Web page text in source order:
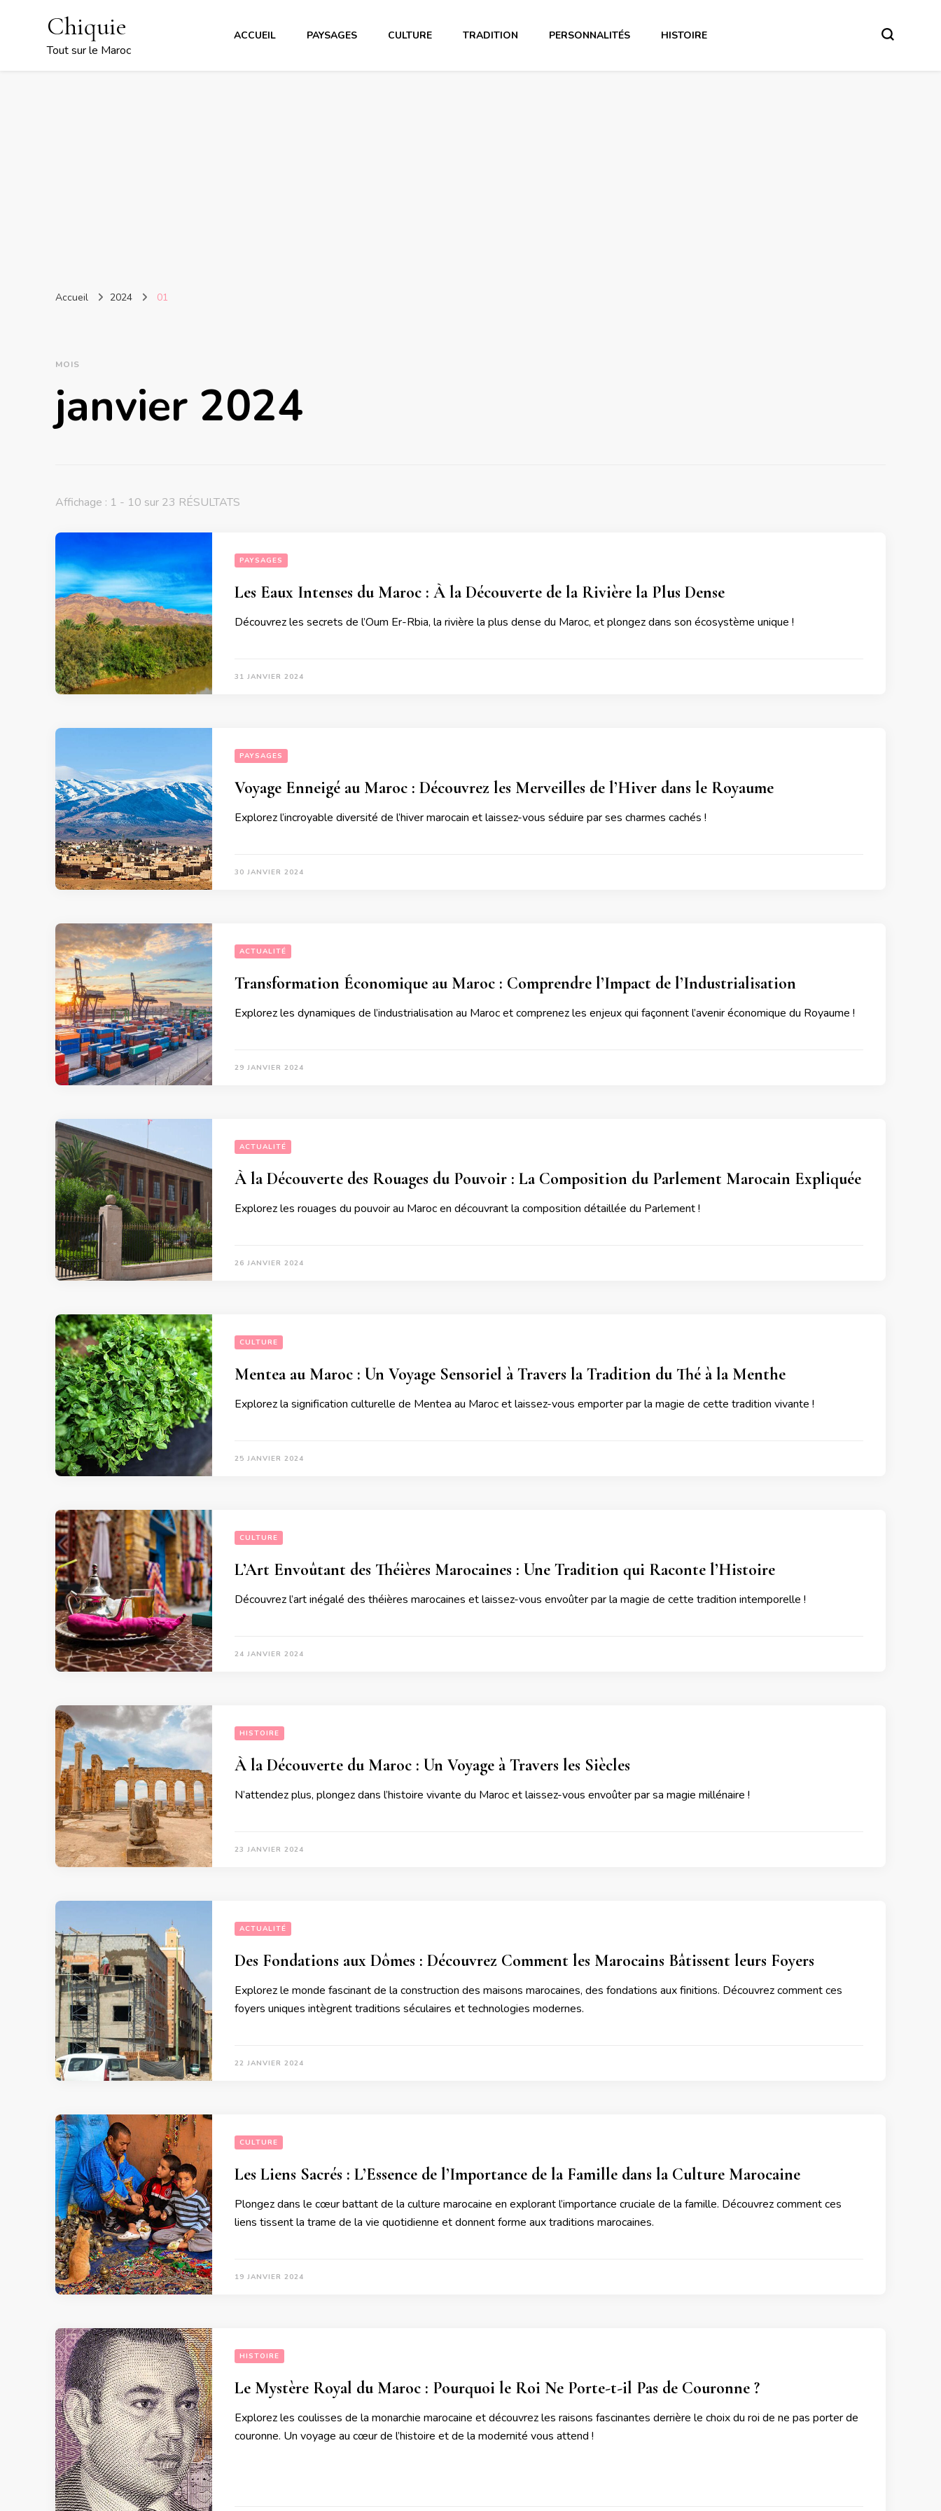
Chiquie
Tout sur le Maroc
ACCUEIL PAYSAGES CULTURE TRADITION PERSONNALITÉS HISTOIRE
Accueil 2024 01
MOIS
janvier 2024
Affichage : 1 - 10 sur 23 RÉSULTATS
PAYSAGES
Les Eaux Intenses du Maroc : À la Découverte de la Rivière la Plus Dense
Découvrez les secrets de l’Oum Er-Rbia, la rivière la plus dense du Maroc, et plongez dans son écosystème unique !
31 JANVIER 2024
PAYSAGES
Voyage Enneigé au Maroc : Découvrez les Merveilles de l’Hiver dans le Royaume
Explorez l’incroyable diversité de l’hiver marocain et laissez-vous séduire par ses charmes cachés !
30 JANVIER 2024
ACTUALITÉ
Transformation Économique au Maroc : Comprendre l’Impact de l’Industrialisation
Explorez les dynamiques de l’industrialisation au Maroc et comprenez les enjeux qui façonnent l’avenir économique du Royaume !
29 JANVIER 2024
ACTUALITÉ
À la Découverte des Rouages ​​du Pouvoir : La Composition du Parlement Marocain Expliquée
Explorez les rouages du pouvoir au Maroc en découvrant la composition détaillée du Parlement !
26 JANVIER 2024
CULTURE
Mentea au Maroc : Un Voyage Sensoriel à Travers la Tradition du Thé à la Menthe
Explorez la signification culturelle de Mentea au Maroc et laissez-vous emporter par la magie de cette tradition vivante !
25 JANVIER 2024
CULTURE
L’Art Envoûtant des Théières Marocaines : Une Tradition qui Raconte l’Histoire
Découvrez l’art inégalé des théières marocaines et laissez-vous envoûter par la magie de cette tradition intemporelle !
24 JANVIER 2024
HISTOIRE
À la Découverte du Maroc : Un Voyage à Travers les Siècles
N’attendez plus, plongez dans l’histoire vivante du Maroc et laissez-vous envoûter par sa magie millénaire !
23 JANVIER 2024
ACTUALITÉ
Des Fondations aux Dômes : Découvrez Comment les Marocains Bâtissent leurs Foyers
Explorez le monde fascinant de la construction des maisons marocaines, des fondations aux finitions. Découvrez comment ces
foyers uniques intègrent traditions séculaires et technologies modernes.
22 JANVIER 2024
CULTURE
Les Liens Sacrés : L’Essence de l’Importance de la Famille dans la Culture Marocaine
Plongez dans le cœur battant de la culture marocaine en explorant l’importance cruciale de la famille. Découvrez comment ces
liens tissent la trame de la vie quotidienne et donnent forme aux traditions marocaines.
19 JANVIER 2024
HISTOIRE
Le Mystère Royal du Maroc : Pourquoi le Roi Ne Porte-t-il Pas de Couronne ?
Explorez les coulisses de la monarchie marocaine et découvrez les raisons fascinantes derrière le choix du roi de ne pas porter de
couronne. Un voyage au cœur de l’histoire et de la modernité vous attend !